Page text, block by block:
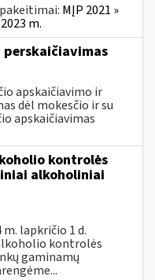
MĮP 2021 »
m.
perskaičiavimas
apskaičiavimo ir
dėl mokesčio ir su
apskaičiavimas
kontrolės
alkoholiniai
lapkričio 1 d.
kontrolės
gaminamų